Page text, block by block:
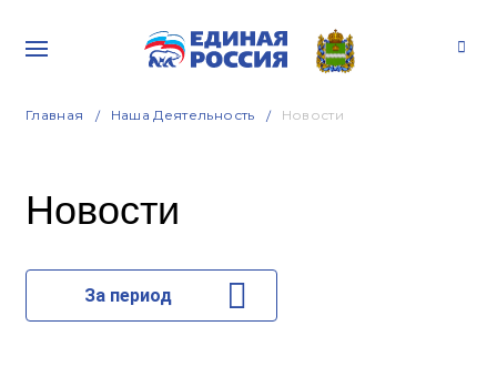
Главная Наша Деятельность Новости
Новости
За период